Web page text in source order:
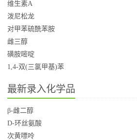
维生素A
泼尼松龙
对甲苯硫酰苯胺
雌三醇
磺胺嘧啶
1,4-双(三氯甲基)苯
最新录入化学品
β-雌二醇
D-环丝氨酸
次黄嘌呤